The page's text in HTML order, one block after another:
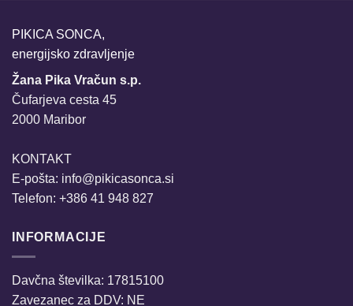
PIKICA SONCA,
energijsko zdravljenje
Žana Pika Vračun s.p.
Čufarjeva cesta 45
2000 Maribor
KONTAKT
E-pošta: info@pikicasonca.si
Telefon: +386 41 948 827
INFORMACIJE
Davčna številka: 17815100
Zavezanec za DDV: NE